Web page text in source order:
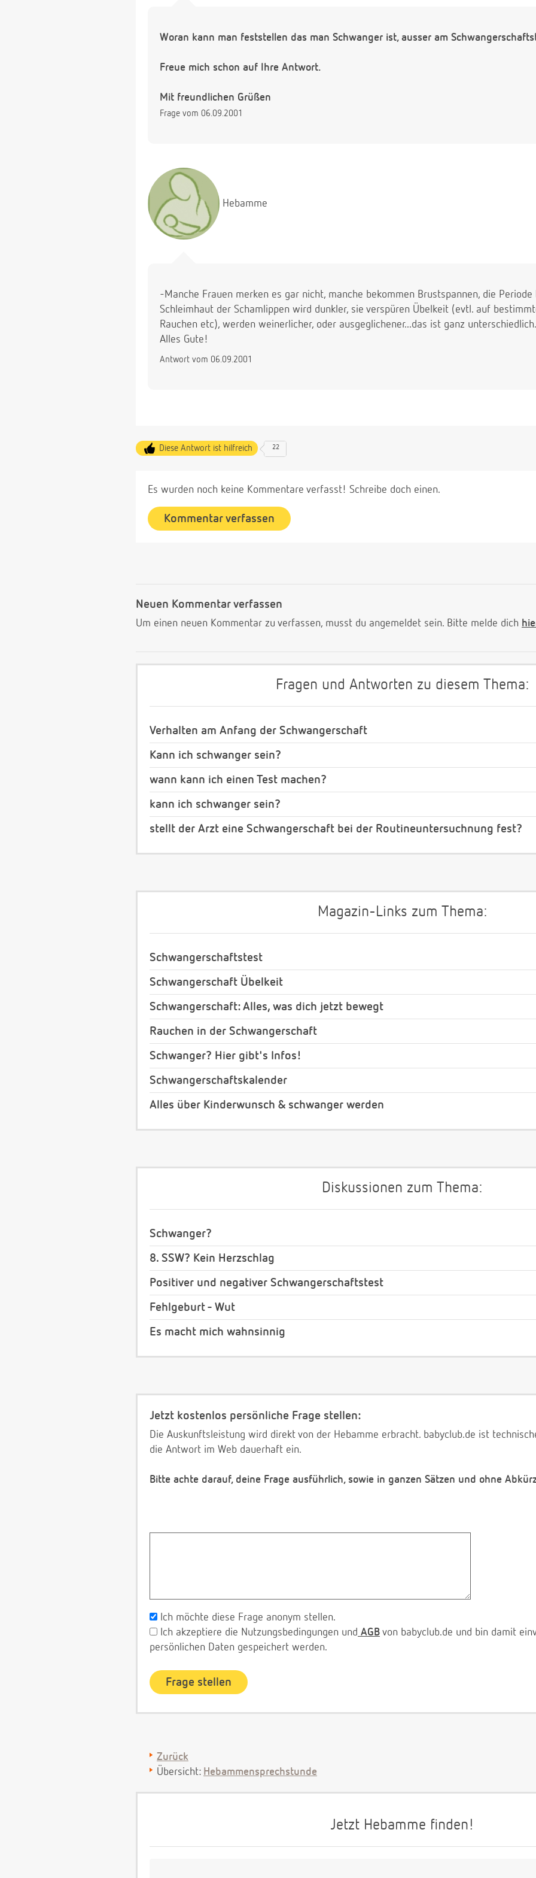
Woran kann man feststellen das man Schwanger ist, ausser am
Freue mich schon auf Ihre Antwort.
Mit freundlichen Grüßen
Frage vom 06.09.2001
Hebamme
-Manche Frauen merken es gar nicht, manche bekommen Brustspannen, die Periode
Schleimhaut der Schamlippen wird dunkler, sie verspüren Übelkeit (evtl. auf
Rauchen etc), werden weinerlicher, oder ausgeglichener...das ist ganz unterschiedlich.
Alles Gute!
Antwort vom 06.09.2001
Diese Antwort ist hilfreich 22
Es wurden noch keine Kommentare verfasst! Schreibe doch einen.
Kommentar verfassen
Neuen Kommentar verfassen
Um einen neuen Kommentar zu verfassen, musst du angemeldet sein. Bitte melde dich
Fragen und Antworten zu diesem Thema:
Verhalten am Anfang der Schwangerschaft
Kann ich schwanger sein?
wann kann ich einen Test machen?
kann ich schwanger sein?
stellt der Arzt eine Schwangerschaft bei der Routineuntersuchnung fest?
Magazin-Links zum Thema:
Schwangerschaftstest
Schwangerschaft Übelkeit
Schwangerschaft: Alles, was dich jetzt bewegt
Rauchen in der Schwangerschaft
Schwanger? Hier gibt's Infos!
Schwangerschaftskalender
Alles über Kinderwunsch & schwanger werden
Diskussionen zum Thema:
Schwanger?
8. SSW? Kein Herzschlag
Positiver und negativer Schwangerschaftstest
Fehlgeburt - Wut
Es macht mich wahnsinnig
Jetzt kostenlos persönliche Frage stellen:
Die Auskunftsleistung wird direkt von der Hebamme erbracht. babyclub.de ist
die Antwort im Web dauerhaft ein.
Bitte achte darauf, deine Frage ausführlich, sowie in ganzen Sätzen und ohne
Ich möchte diese Frage anonym stellen.
Ich akzeptiere die Nutzungsbedingungen und AGB von babyclub.de und bin damit
persönlichen Daten gespeichert werden.
Zurück
Übersicht: Hebammensprechstunde
Jetzt Hebamme finden!